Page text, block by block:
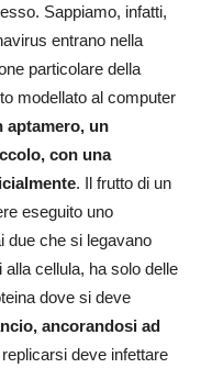
Sappiamo, infatti,
entrano nella
particolare della
modellato al computer
aptamero, un
con una
. Il frutto di un
eseguito uno
due che si legavano
cellula, ha solo delle
dove si deve
ancorandosi ad
deve infettare